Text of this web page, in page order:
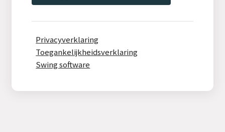
Privacyverklaring
Toegankelijkheidsverklaring
Swing software